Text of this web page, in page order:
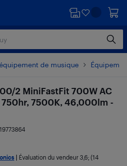
de musique
2 MiniFastFit 700W AC
7500K, 46,000lm -
19773864
Évaluation du vendeur 3,6; (14